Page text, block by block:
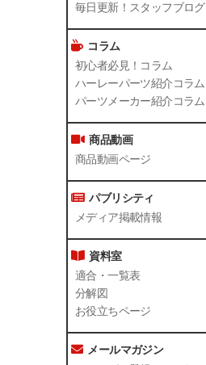
毎日更新！スタッフブログ
コラム
初心者必見！コラム
ハーレーパーツ紹介コラム
パーツメーカー紹介コラム
商品動画
商品動画ページ
パブリシティ
メディア掲載情報
資料室
適合・一覧表
分解図
お役立ちページ
メールマガジン